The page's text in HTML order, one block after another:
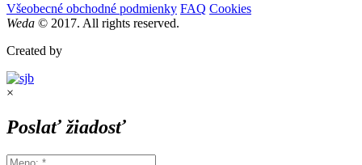
Všeobecné obchodné podmienky FAQ Cookies
Weda © 2017. All rights reserved.
Created by
×
Poslať žiadosť